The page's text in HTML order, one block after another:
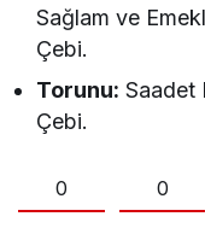
Sağlam ve
Çebi.
Torunu: Saadet
Çebi.
0 0